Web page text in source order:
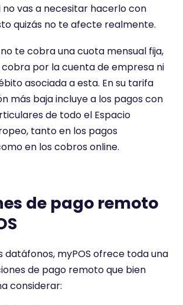
no vas a necesitar hacerlo con
quizás no te afecte realmente.
no te cobra una cuota mensual fija,
por la cuenta de empresa ni
asociada a esta. En su tarifa
más baja incluye a los pagos con
de todo el Espacio
tanto en los pagos
en los cobros online.
de pago remoto
datáfonos, myPOS ofrece toda una
de pago remoto que bien
considerar: